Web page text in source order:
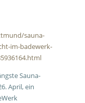
sauna-
im-badewerk-
Sauna-
April, ein